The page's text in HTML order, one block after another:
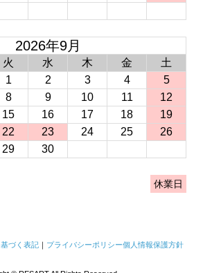
2026年9月
火 水 木 金
土
1
2 3 4
5
8 9 10 11
12
15 16 17 18
19
22 23 24 25
26
29 30
休業日
づく表記 ｜ プライバシーポリシー個人情報保護方針